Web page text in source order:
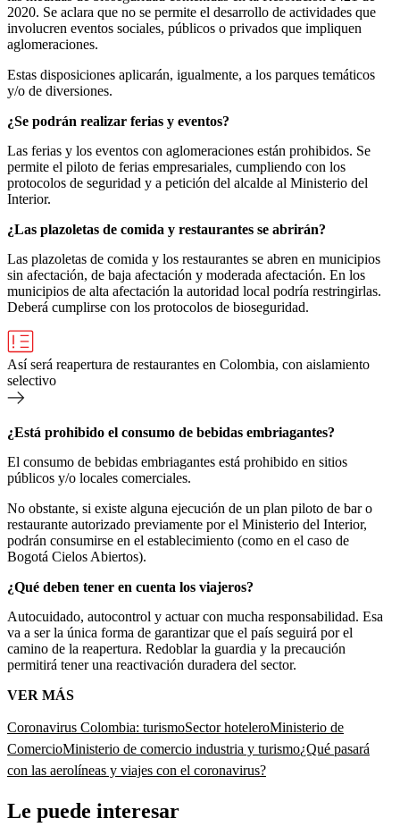
2020. Se aclara que no se permite el desarrollo de actividades que
involucren eventos sociales, públicos o privados que impliquen
aglomeraciones.
Estas disposiciones aplicarán, igualmente, a los parques temáticos
y/o de diversiones.
¿Se podrán realizar ferias y eventos?
Las ferias y los eventos con aglomeraciones están prohibidos. Se
permite el piloto de ferias empresariales, cumpliendo con los
protocolos de seguridad y a petición del alcalde al Ministerio del
Interior.
¿Las plazoletas de comida y restaurantes se abrirán?
Las plazoletas de comida y los restaurantes se abren en municipios
sin afectación, de baja afectación y moderada afectación. En los
municipios de alta afectación la autoridad local podría restringirlas.
Deberá cumplirse con los protocolos de bioseguridad.
Así será reapertura de restaurantes en Colombia, con aislamiento
selectivo
¿Está prohibido el consumo de bebidas embriagantes?
El consumo de bebidas embriagantes está prohibido en sitios
públicos y/o locales comerciales.
No obstante, si existe alguna ejecución de un plan piloto de bar o
restaurante autorizado previamente por el Ministerio del Interior,
podrán consumirse en el establecimiento (como en el caso de
Bogotá Cielos Abiertos).
¿Qué deben tener en cuenta los viajeros?
Autocuidado, autocontrol y actuar con mucha responsabilidad. Esa
va a ser la única forma de garantizar que el país seguirá por el
camino de la reapertura. Redoblar la guardia y la precaución
permitirá tener una reactivación duradera del sector.
VER MÁS
Coronavirus Colombia: turismoSector hoteleroMinisterio de
ComercioMinisterio de comercio industria y turismo¿Qué pasará
con las aerolíneas y viajes con el coronavirus?
Le puede interesar